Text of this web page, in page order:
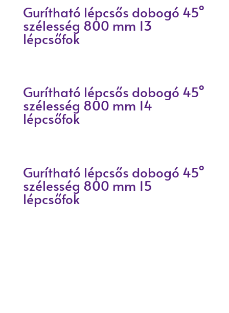
Gurítható lépcsős dobogó 45°
szélesség 800 mm 13
lépcsőfok
Gurítható lépcsős dobogó 45°
szélesség 800 mm 14
lépcsőfok
Gurítható lépcsős dobogó 45°
szélesség 800 mm 15
lépcsőfok